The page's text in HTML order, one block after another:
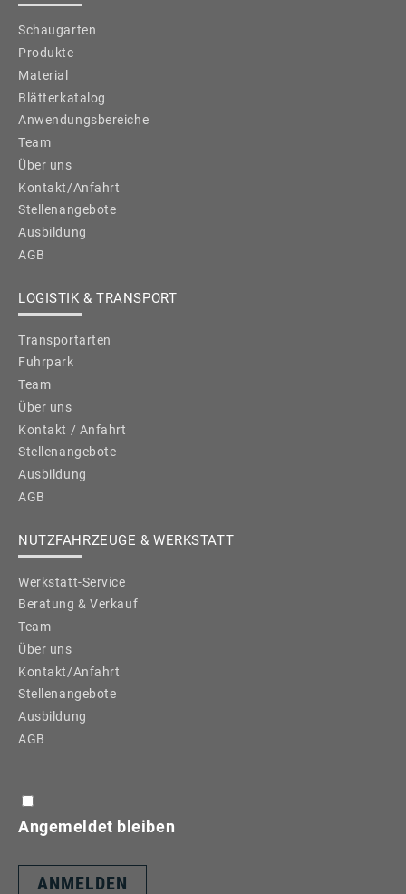
Schaugarten
Produkte
Material
Blätterkatalog
Anwendungsbereiche
Team
Über uns
Kontakt/Anfahrt
Stellenangebote
Ausbildung
AGB
LOGISTIK & TRANSPORT
Transportarten
Fuhrpark
Team
Über uns
Kontakt / Anfahrt
Stellenangebote
Ausbildung
AGB
NUTZFAHRZEUGE & WERKSTATT
Werkstatt-Service
Beratung & Verkauf
Team
Über uns
Kontakt/Anfahrt
Stellenangebote
Ausbildung
AGB
Angemeldet bleiben